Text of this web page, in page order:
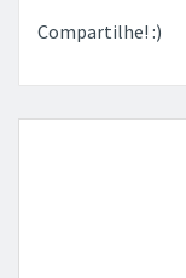
Compartilhe! :)